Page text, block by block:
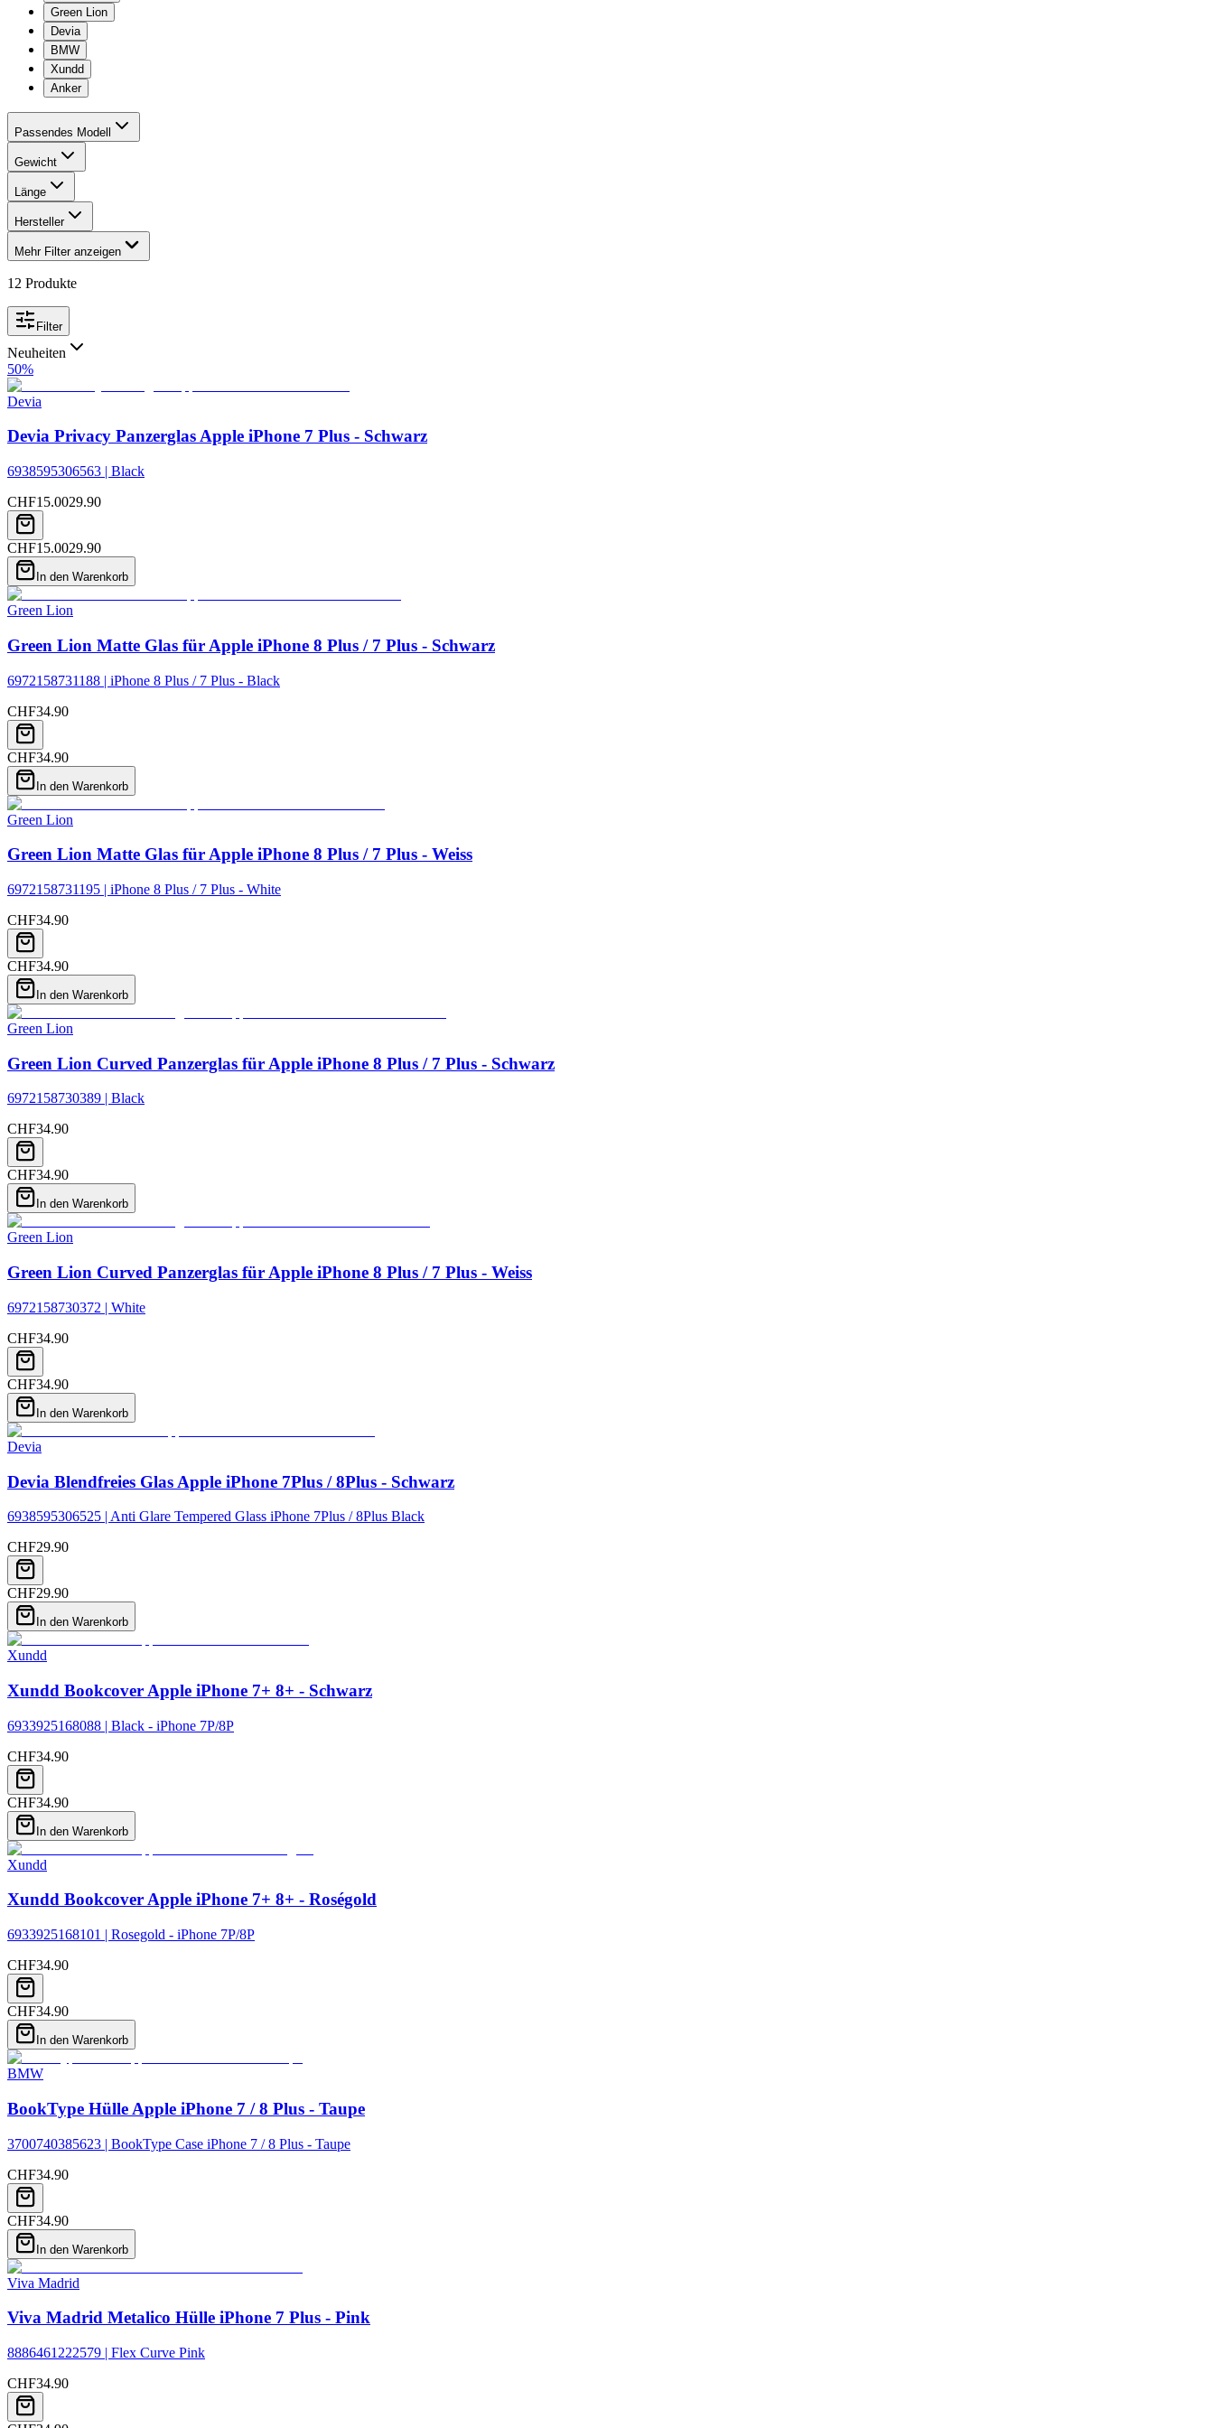
Green Lion
Devia
BMW
Xundd
Anker
Passendes Modell
Gewicht
Länge
Hersteller
Mehr Filter anzeigen
12 Produkte
Filter
Neuheiten
50%
Devia
Devia Privacy Panzerglas Apple iPhone 7 Plus - Schwarz
6938595306563 | Black
CHF15.0029.90
CHF15.0029.90
In den Warenkorb
Green Lion
Green Lion Matte Glas für Apple iPhone 8 Plus / 7 Plus - Schwarz
6972158731188 | iPhone 8 Plus / 7 Plus - Black
CHF34.90
CHF34.90
In den Warenkorb
Green Lion
Green Lion Matte Glas für Apple iPhone 8 Plus / 7 Plus - Weiss
6972158731195 | iPhone 8 Plus / 7 Plus - White
CHF34.90
CHF34.90
In den Warenkorb
Green Lion
Green Lion Curved Panzerglas für Apple iPhone 8 Plus / 7 Plus - Schwarz
6972158730389 | Black
CHF34.90
CHF34.90
In den Warenkorb
Green Lion
Green Lion Curved Panzerglas für Apple iPhone 8 Plus / 7 Plus - Weiss
6972158730372 | White
CHF34.90
CHF34.90
In den Warenkorb
Devia
Devia Blendfreies Glas Apple iPhone 7Plus / 8Plus - Schwarz
6938595306525 | Anti Glare Tempered Glass iPhone 7Plus / 8Plus Black
CHF29.90
CHF29.90
In den Warenkorb
Xundd
Xundd Bookcover Apple iPhone 7+ 8+ - Schwarz
6933925168088 | Black - iPhone 7P/8P
CHF34.90
CHF34.90
In den Warenkorb
Xundd
Xundd Bookcover Apple iPhone 7+ 8+ - Roségold
6933925168101 | Rosegold - iPhone 7P/8P
CHF34.90
CHF34.90
In den Warenkorb
BMW
BookType Hülle Apple iPhone 7 / 8 Plus - Taupe
3700740385623 | BookType Case iPhone 7 / 8 Plus - Taupe
CHF34.90
CHF34.90
In den Warenkorb
Viva Madrid
Viva Madrid Metalico Hülle iPhone 7 Plus - Pink
8886461222579 | Flex Curve Pink
CHF34.90